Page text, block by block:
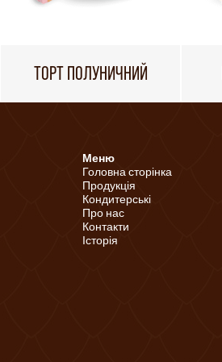
ТОРТ ПОЛУНИЧНИЙ
Меню
Головна сторінка
Продукція
Кондитерські
Про нас
Контакти
Історія